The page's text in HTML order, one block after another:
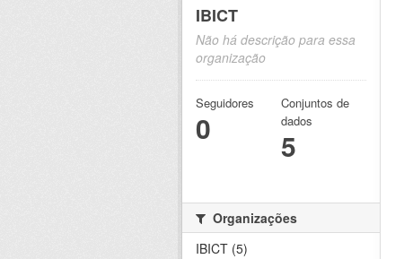
IBICT
Não há descrição para essa
organização
Seguidores
0
Conjuntos de
dados
5
Organizações
IBICT (5)